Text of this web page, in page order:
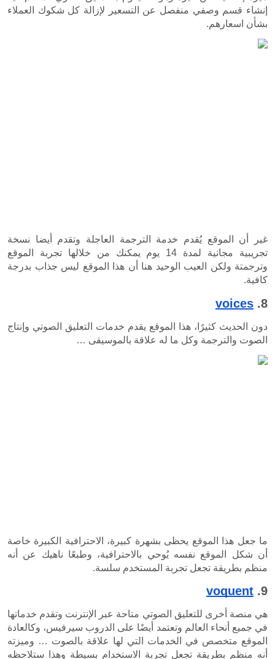
غير أن الموقع يُقدم خدمة الترجمة العاجلة وتقدم أيضا نسخة
تجريبية مجانية لمدة 14 يوم يمكنك من خلالها تجربة الموقع
دون الحديث كثيرًا، هذا الموقع يقدم خدمات التعليق الصوتي وإنتاج
علاقة بالموسيقى …
ما جعل هذا الموقع يحظى بشهرة كبيرة، الاحترافية الكبيرة خاصة
أن شكل الموقع نفسه يُوحي بالاحترافية، وطبعًا ناهيك عن أنه
المستخدم سلسة.
هي منصة أخرى للتعليق الصوتي متاحة عبر الإنترنت وتقدم خدماتها
في جميع أنحاء العالم وتعتمد أيضًا على الدروب سيرفيس، وكالعادة
الموقع متخصص في الخدمات التي لها علاقة بالصوت … وميزته
أنه منظم بطريقة تجعل تجربة الاستخدام بسيطة وهذا ستلاحظه